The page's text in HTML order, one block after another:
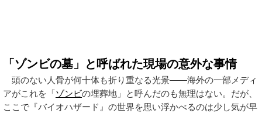
「ゾンビの墓」と呼ばれた現場の意外な事情
頭のない人骨が何十体も折り重なる光景——海外の一部メディ
アがこれを「ゾンビの埋葬地」と呼んだのも無理はない。だが、
ここで『バイオハザード』の世界を思い浮かべるのは少し気が早